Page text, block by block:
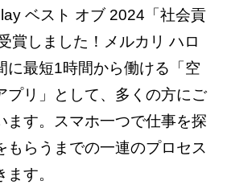
ベスト オブ 2024「社会貢
賞しました！メルカリ ハロ
に最短1時間から働ける「空
プリ」として、多くの方にご
ます。スマホ一つで仕事を探
もらうまでの一連のプロセス
す。